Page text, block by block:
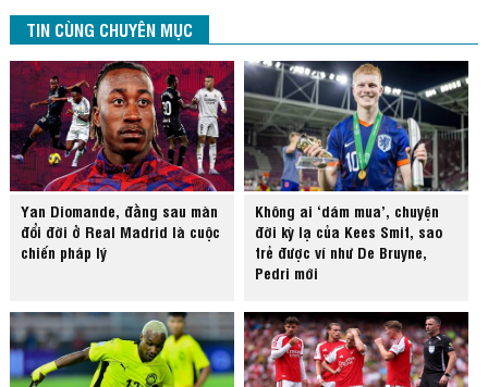
TIN CÙNG CHUYÊN MỤC
Yan Diomande, đằng sau màn
đổi đời ở Real Madrid là cuộc
chiến pháp lý
Không ai ‘dám mua’, chuyện
đời kỳ lạ của Kees Smit, sao
trẻ được ví như De Bruyne,
Pedri mới